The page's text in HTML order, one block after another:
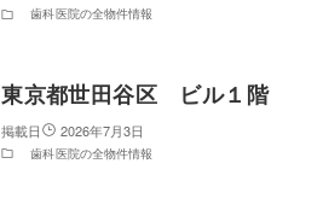
歯科医院の全物件情報
東京都世田谷区 ビル１階
2026年7月3日
歯科医院の全物件情報